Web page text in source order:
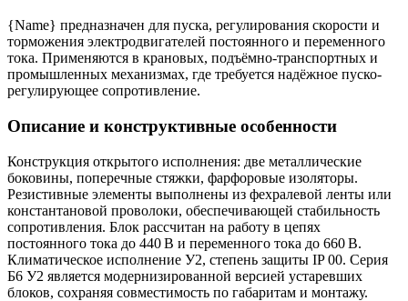
{Name} предназначен для пуска, регулирования скорости и
торможения электродвигателей постоянного и переменного
тока. Применяются в крановых, подъёмно-транспортных и
промышленных механизмах, где требуется надёжное пуско-
регулирующее сопротивление.
Описание и конструктивные особенности
Конструкция открытого исполнения: две металлические
боковины, поперечные стяжки, фарфоровые изоляторы.
Резистивные элементы выполнены из фехралевой ленты или
константановой проволоки, обеспечивающей стабильность
сопротивления. Блок рассчитан на работу в цепях
постоянного тока до 440 В и переменного тока до 660 В.
Климатическое исполнение У2, степень защиты IP 00. Серия
Б6 У2 является модернизированной версией устаревших
блоков, сохраняя совместимость по габаритам и монтажу.